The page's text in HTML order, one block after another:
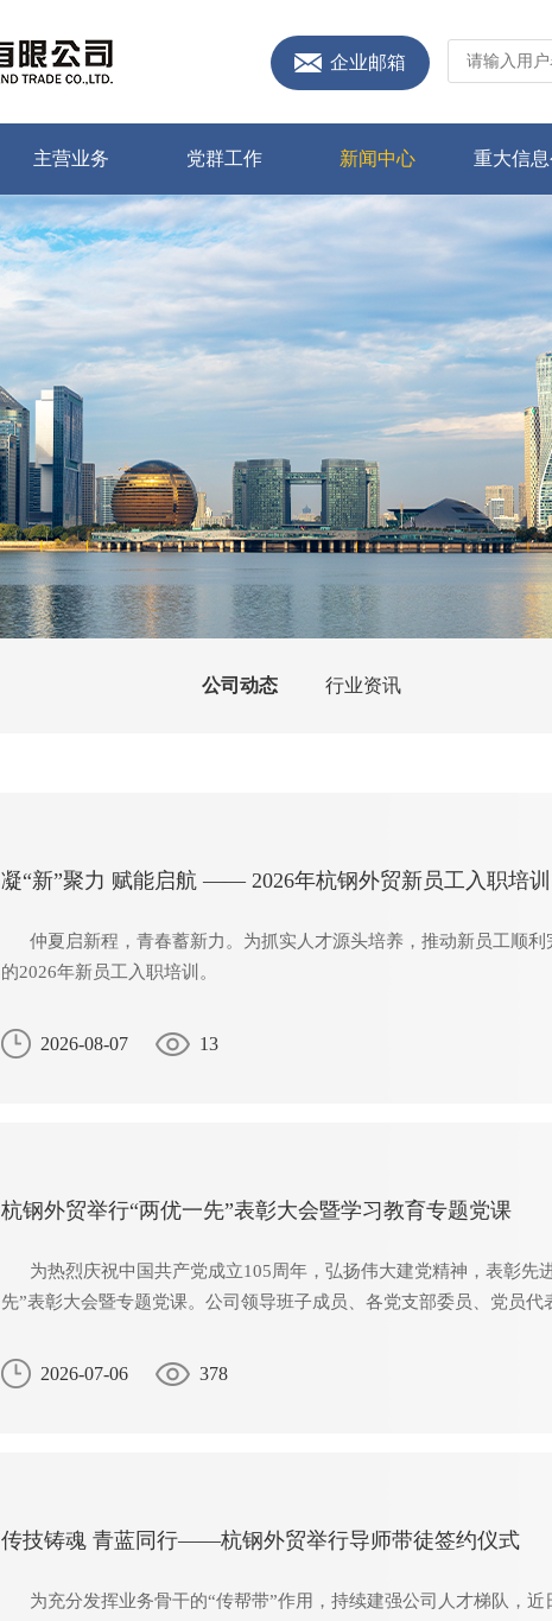
企业邮箱
主营业务 党群工作 新闻中心 重大信
公司动态 行业资讯
凝“新”聚力 赋能启航 —— 2026年杭钢外贸新员工入职培训
仲夏启新程，青春蓄新力。为抓实人才源头培养，推动新员工顺利
的2026年新员工入职培训。
2026-08-07 13
杭钢外贸举行“两优一先”表彰大会暨学习教育专题党课
为热烈庆祝中国共产党成立105周年，弘扬伟大建党精神，表彰先
先”表彰大会暨专题党课。公司领导班子成员、各党支部委员、党员代
2026-07-06 378
传技铸魂 青蓝同行——杭钢外贸举行导师带徒签约仪式
为充分发挥业务骨干的“传帮带”作用，持续建强公司人才梯队，近